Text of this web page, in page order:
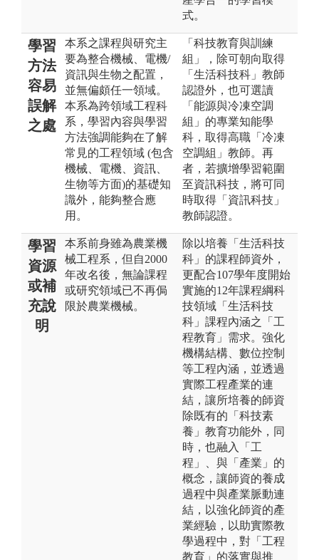
式。
學習
方法
容易
誤解
之處
本系之課程與研究主
要為整合機械、電機/
資訊與生物之配置，
並無偏頗任一領域。
本系為跨領域工程科
系，學習內容與學習
方法強調能夠在了解
常見的工程領域 (包含
機械、電機、資訊、
生物等方面)的基礎知
識外，能夠整合應
用。
「科技教育與訓練
組」，除可朝向取得
「生活科技科」教師
認證外，也可選讀
「能源與冷凍空調
組」的專業知能學
科，取得高職「冷凍
空調組」教師。再
者，若擴增學習範圍
至資訊科技，將可同
時取得「資訊科技」
教師認證。
學習
資源
或補
充說
明
本系前身雖為農業機
械工程系，但自2000
年改名後，無論課程
或研究領域已不再侷
限於農業機械。
除以培養「生活科技
科」的課程師資外，
更配合107學年度開始
實施的12年課程綱科
技領域「生活科技
科」課程內涵之「工
程教育」需求。強化
機構結構、數位控制
等工程內涵，並透過
實際工程產業的連
結，讓所培養的師資
除既有的「科技素
養」教育功能外，同
時，也融入「工
程」、與「產業」的
概念，讓師資的養成
過程中與產業脈動連
結，以強化師資的產
業經驗，以助實際教
學過程中，對「工程
教育」的落實與推